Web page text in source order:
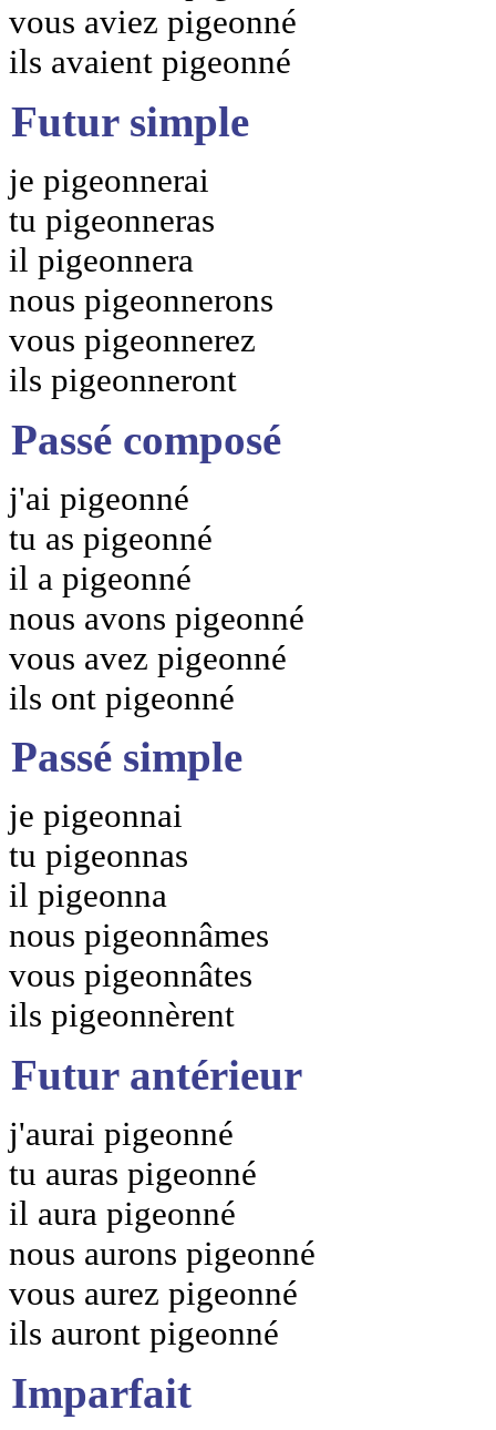
vous aviez pigeonné
ils avaient pigeonné
Futur simple
je pigeonnerai
tu pigeonneras
il pigeonnera
nous pigeonnerons
vous pigeonnerez
ils pigeonneront
Passé composé
j'ai pigeonné
tu as pigeonné
il a pigeonné
nous avons pigeonné
vous avez pigeonné
ils ont pigeonné
Passé simple
je pigeonnai
tu pigeonnas
il pigeonna
nous pigeonnâmes
vous pigeonnâtes
ils pigeonnèrent
Futur antérieur
j'aurai pigeonné
tu auras pigeonné
il aura pigeonné
nous aurons pigeonné
vous aurez pigeonné
ils auront pigeonné
Imparfait